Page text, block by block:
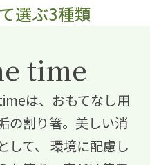
選ぶ3種類
time
は、おもてなし用
の割り箸。美しい消
して、 環境に配慮し